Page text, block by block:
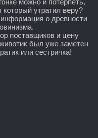
утратил веру?
о древности
поставщиков и цену
был уже заметен
или сестричка!